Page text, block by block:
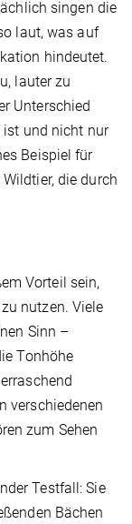
singen die
laut, was auf
hindeutet.
lauter zu
Unterschied
ist und nicht nur
Beispiel für
die durch
Vorteil sein,
nutzen. Viele
Sinn –
Tonhöhe
verschiedenen
zum Sehen
Testfall: Sie
Bächen